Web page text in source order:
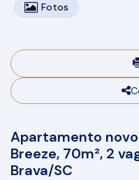
Fotos
Apartamento
Breeze, 70m², 2
Brava/SC